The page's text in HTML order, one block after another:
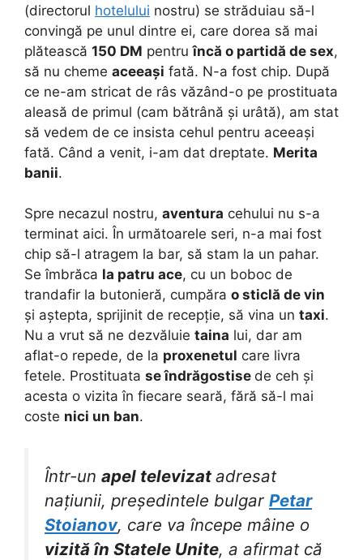
(directorul hotelului nostru) se străduiau să-l
convingă pe unul dintre ei, care dorea să mai
plătească 150 DM pentruîncă o partidă de sex,
să nu cheme aceeași fată. N-a fost chip. După
ce ne-am stricat de râs văzând-o pe prostituata
aleasă de primul (cam bătrână și urâtă), am stat
să vedem de ce insista cehul pentru aceeași
fată. Când a venit, i-am dat dreptate. Merita
banii.
Spre necazul nostru, aventura cehului nu s-a
terminat aici. În următoarele seri, n-a mai fost
chip să-l atragem la bar, să stam la un pahar.
Se îmbrăca la patru ace, cu un boboc de
trandafir la butonieră, cumpăra o sticlă de vin
și aștepta, sprijinit de recepție, să vina un taxi.
Nu a vrut să ne dezvăluie taina lui, dar am
aflat-o repede, de la proxenetul care livra
fetele. Prostituata se îndrăgostise de ceh și
acesta o vizita în fiecare seară, fără să-l mai
coste nici un ban.
Într-un apel televizat adresat
națiunii, președintele bulgar Petar
Stoianov, care va începe mâine o
vizită în Statele Unite, a afirmat că